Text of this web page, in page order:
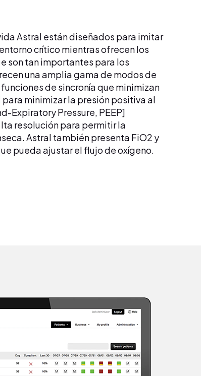
Astral están diseñados para imitar
crítico mientras ofrecen los
son tan importantes para los
una amplia gama de modos de
de sincronía que minimizan
minimizar la presión positiva al
Expiratory Pressure, PEEP]
resolución para permitir la
Astral también presenta FiO2 y
pueda ajustar el flujo de oxígeno.